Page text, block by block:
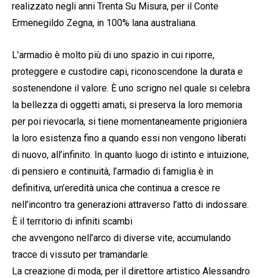
realizzato negli anni Trenta Su Misura, per il Conte
Ermenegildo Zegna, in 100% lana australiana.
L’armadio è molto più di uno spazio in cui riporre,
proteggere e custodire capi, riconoscendone la durata e
sostenendone il valore. È uno scrigno nel quale si celebra
la bellezza di oggetti amati, si preserva la loro memoria
per poi rievocarla, si tiene momentaneamente prigioniera
la loro esistenza fino a quando essi non vengono liberati
di nuovo, all’infinito. In quanto luogo di istinto e intuizione,
di pensiero e continuità, l’armadio di famiglia è in
definitiva, un’eredità unica che continua a cresce re
nell’incontro tra generazioni attraverso l’atto di indossare.
È il territorio di infiniti scambi
che avvengono nell’arco di diverse vite, accumulando
tracce di vissuto per tramandarle.
La creazione di moda, per il direttore artistico Alessandro